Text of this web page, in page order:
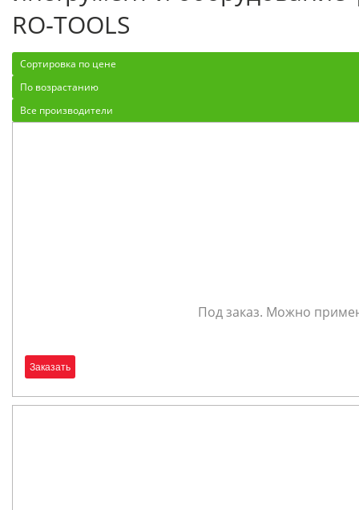
RO‑TOOLS
Сортировка по цене
По возрастанию
Все производители
Под заказ. Можно
Заказать